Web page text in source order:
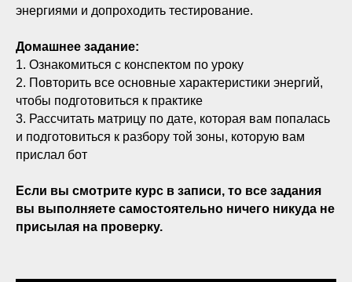
энергиями и допроходить тестирование.
Домашнее задание:
1. Ознакомиться с конспектом по уроку
2. Повторить все основные характеристики энергий,
чтобы подготовиться к практике
3. Рассчитать матрицу по дате, которая вам попалась
и подготовиться к разбору той зоны, которую вам
прислал бот
Если вы смотрите курс в записи, то все задания
вы выполняете самостоятельно ничего никуда не
присылая на проверку.